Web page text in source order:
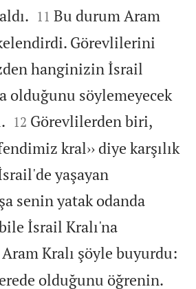


11 Bu durum Aram
Görevlilerini
hanginizin İsrail
olduğunu söylemeyecek


12 Görevlilerden biri,
kral›› diye karşılık
yaşayan
senin yatak odanda
İsrail Kralı'na
Aram Kralı şöyle buyurdu:
olduğunu öğrenin.